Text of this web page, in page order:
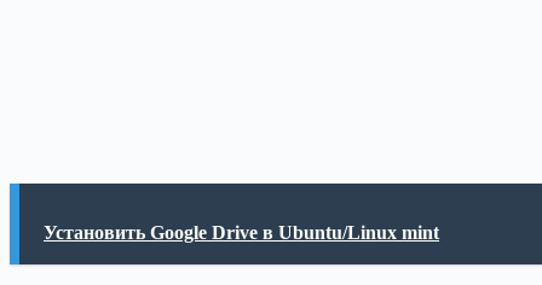
Установить Google Drive в Ubuntu/Linux mint